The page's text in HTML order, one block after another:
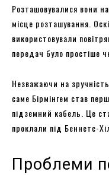
Розташовувалися вони
місце розташування.
використовували
передач було простіше
Незважаючи на
саме Бірмінгем став
підземний кабель. Це
проклали під Беннетс-
Проблеми